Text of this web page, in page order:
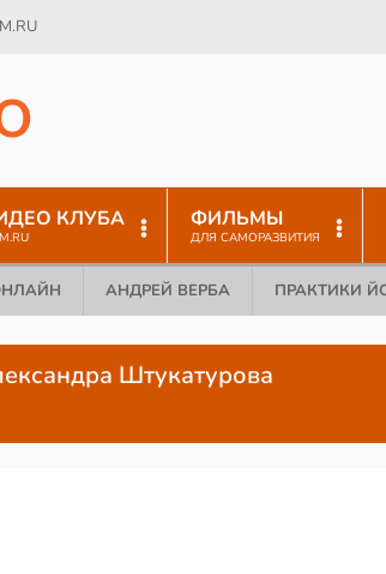
КЛУБА ФИЛЬМЫ
ДЛЯ САМОРАЗВИТИЯ
АНДРЕЙ ВЕРБА ПРАКТИКИ
Штукатурова